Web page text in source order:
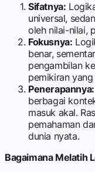
Sifatnya:
universal,
oleh nilai-nilai,
Fokusnya:
benar,
pengambilan
pemikiran
Penerapannya:
berbagai
masuk akal.
pemahaman
dunia nyata.
Bagaimana Melatih